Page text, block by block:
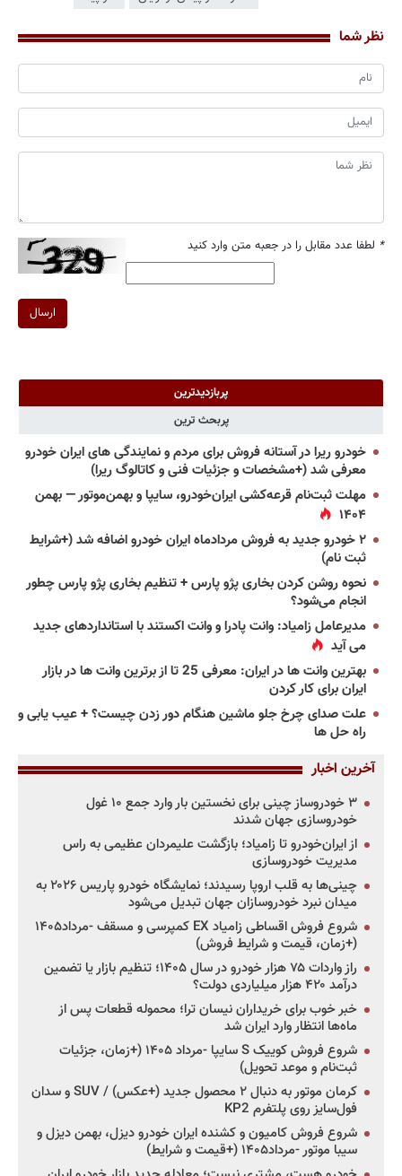
نظر شما
* لطفا عدد مقابل را در جعبه متن وارد کنید
ارسال
پربازدیدترین
پربحث ترین
خودرو ریرا در آستانه فروش برای مردم و نمایندگی های ایران خودرو
معرفی شد (+مشخصات و جزئیات فنی و کاتالوگ ریرا)
مهلت ثبت‌نام قرعه‌کشی ایران‌خودرو، سایپا و بهمن‌موتور — بهمن
۱۴۰۴
۲ خودرو جدید به فروش مردادماه ایران خودرو اضافه شد (+شرایط
ثبت نام)
نحوه روشن کردن بخاری پژو پارس + تنظیم بخاری پژو پارس چطور
انجام می‌شود؟
مدیرعامل زامیاد: وانت پادرا و وانت اکستند با استانداردهای جدید
می آید
بهترین وانت ها در ایران: معرفی 25 تا از برترین وانت ها در بازار
ایران برای کار کردن
علت صدای چرخ جلو ماشین هنگام دور زدن چیست؟ + عیب یابی و
راه حل ها
آخرین اخبار
۳ خودروساز چینی برای نخستین بار وارد جمع ۱۰ غول
خودروسازی جهان شدند
از ایران‌خودرو تا زامیاد؛ بازگشت علیمردان عظیمی به راس
مدیریت خودروسازی
چینی‌ها به قلب اروپا رسیدند؛ نمایشگاه خودرو پاریس ۲۰۲۶ به
میدان نبرد خودروسازان جهان تبدیل می‌شود
شروع فروش اقساطی زامیاد EX کمپرسی و مسقف -مرداد۱۴۰۵
(+زمان، قیمت و شرایط فروش)
راز واردات ۷۵ هزار خودرو در سال ۱۴۰۵؛ تنظیم بازار یا تضمین
درآمد ۴۲۰ هزار میلیاردی دولت؟
خبر خوب برای خریداران نیسان ترا؛ محموله قطعات پس از
ماه‌ها انتظار وارد ایران شد
شروع فروش کوییک S سایپا -مرداد ۱۴۰۵ (+زمان، جزئیات
ثبت‌نام و موعد تحویل)
کرمان موتور به دنبال ۲ محصول جدید (+عکس) / SUV و سدان
فول‌سایز روی پلتفرم KP2
شروع فروش کامیون و کشنده ایران خودرو دیزل، بهمن دیزل و
سیبا موتور -مرداد۱۴۰۵ (+قیمت و شرایط)